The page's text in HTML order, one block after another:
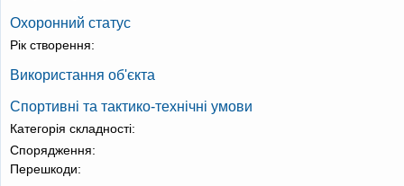
Охоронний статус
Рік створення:
Використання об'єкта
Спортивні та тактико-технічні умови
Категорія складності:
Спорядження:
Перешкоди: